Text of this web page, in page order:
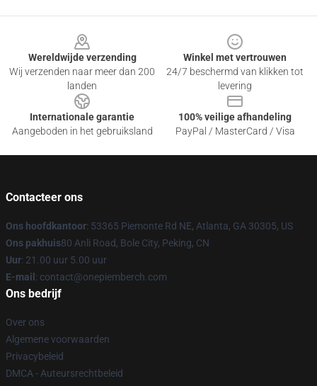
Wereldwijde verzending
Wij verzenden naar meer dan 200
landen
Winkel met vertrouwen
24/7 beschermd van klikken tot
levering
Internationale garantie
Aangeboden in het gebruiksland
100% veilige afhandeling
PayPal / MasterCard / Visa
Contacteer ons
Ons hoofdkantoor: 53365 Piemonte Rd NE, Atlanta, GA 30305, US
Ons pakhuis80 Anli Road, Bole City, Peking, CN
Uur: 21.00 uur 5.00 uur
E-mail : contact@onepiemberch.com
Ons bedrijf
Over ons
Algemene voorwaarden
Privacybeleid
DMCA - Auteursrechtbeleid